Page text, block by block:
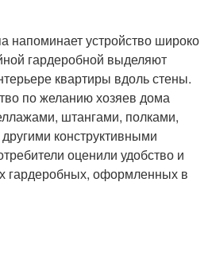
напоминает устройство широко
гардеробной выделяют
квартиры вдоль стены.
по желанию хозяев дома
штангами, полками,
конструктивными
оценили удобство и
гардеробных, оформленных в